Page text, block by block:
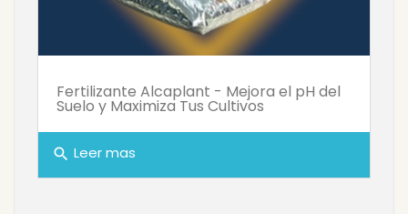
Fertilizante Alcaplant - Mejora el pH del
Suelo y Maximiza Tus Cultivos
search Leer mas